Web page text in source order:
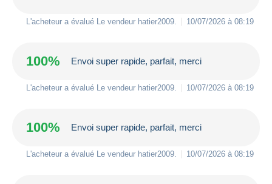
L'acheteur a évalué Le vendeur hatier2009 10/07/2026 à 08:19
100% Envoi super rapide, parfait, merci
L'acheteur a évalué Le vendeur hatier2009 10/07/2026 à 08:19
100% Envoi super rapide, parfait, merci
L'acheteur a évalué Le vendeur hatier2009 10/07/2026 à 08:19